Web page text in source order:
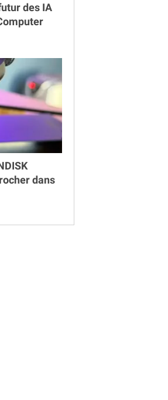
des IA
dans